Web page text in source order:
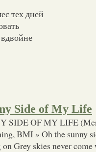
тех дней
Side of My Life
SIDE OF MY LIFE
BMI » Oh the sunny
Grey skies never come